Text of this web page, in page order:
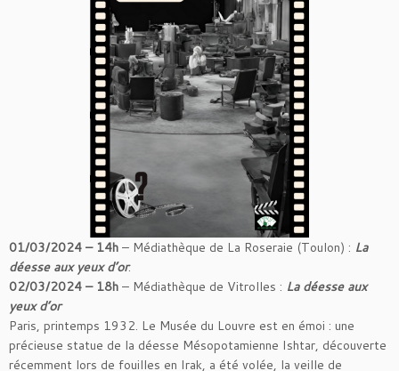
01/03/2024 – 14h – Médiathèque de La Roseraie (Toulon) : La
déesse aux yeux d’or.
02/03/2024 – 18h – Médiathèque de Vitrolles : La déesse aux
yeux d’or
Paris, printemps 1932. Le Musée du Louvre est en émoi : une
précieuse statue de la déesse Mésopotamienne Ishtar, découverte
récemment lors de fouilles en Irak, a été volée, la veille de